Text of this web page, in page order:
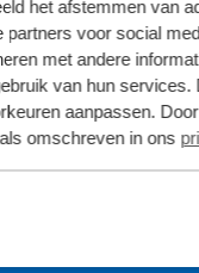
het afstemmen van
voor social
met andere
van hun services.
aanpassen.
omschreven in ons